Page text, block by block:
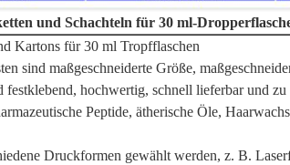
und Schachteln für 30 ml-
Kartons für 30 ml Tropfflaschen
sind maßgeschneiderte Größe,
festklebend, hochwertig, schnell lieferbar und zu
Peptide, ätherische Öle,
Druckformen gewählt werden, z. B.